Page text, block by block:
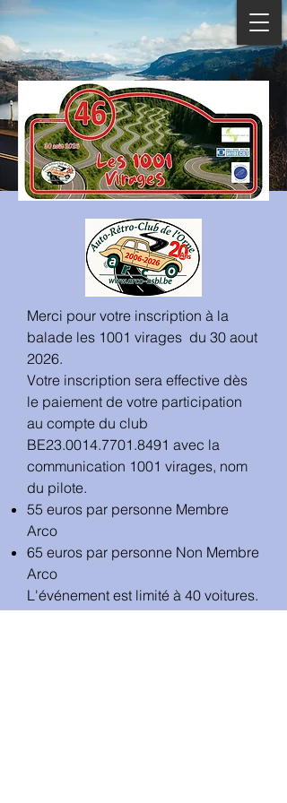
Merci pour votre inscription à la
balade les 1001 virages du 30 aout
2026.
Votre inscription sera effective dès
le paiement de votre participation
au compte du club
BE23.0014.7701.8491 avec la
communication 1001 virages, nom
du pilote.
55 euros par personne Membre
Arco
65 euros par personne Non Membre
Arco
L'événement est limité à 40 voitures.